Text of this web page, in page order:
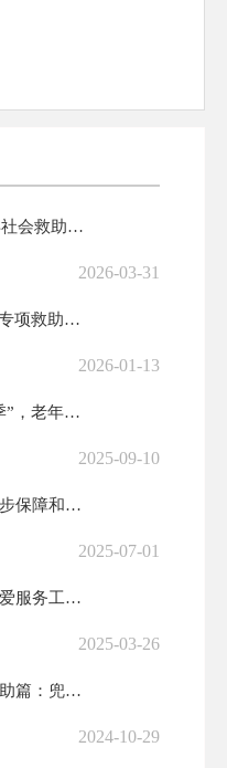
定西市安定区民政局2026年社会救助政策宣传‖刚性支出困难家庭
2026-03-31
定西市民政局“寒冬送温暖”专项救助行动倡议书
2026-01-13
安定区启动“养老服务消费季”，老年助餐优惠券来了！
2025-09-10
中办、国办印发《关于进一步保障和改善民生 着力解决群众急难愁盼的意见...
2025-07-01
关于加强困境孤独症儿童关爱服务工作的通知
2025-03-26
业务发展成就综述之社会救助篇：兜住兜准兜牢基本民生底线
2024-10-29